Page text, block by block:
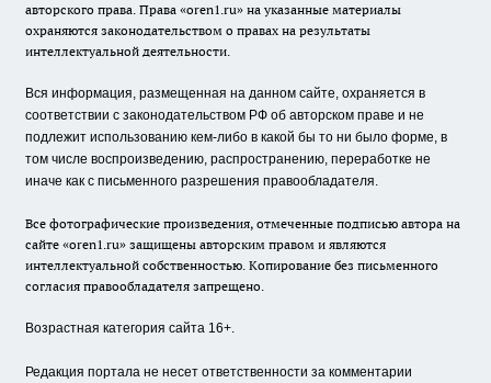
авторского права. Права «oren1.ru» на указанные материалы
охраняются законодательством о правах на результаты
интеллектуальной деятельности.
Вся информация, размещенная на данном сайте, охраняется в
соответствии с законодательством РФ об авторском праве и не
подлежит использованию кем-либо в какой бы то ни было форме, в
том числе воспроизведению, распространению, переработке не
иначе как с письменного разрешения правообладателя.
Все фотографические произведения, отмеченные подписью автора на
сайте «oren1.ru» защищены авторским правом и являются
интеллектуальной собственностью. Копирование без письменного
согласия правообладателя запрещено.
Возрастная категория сайта 16+.
Редакция портала не несет ответственности за комментарии